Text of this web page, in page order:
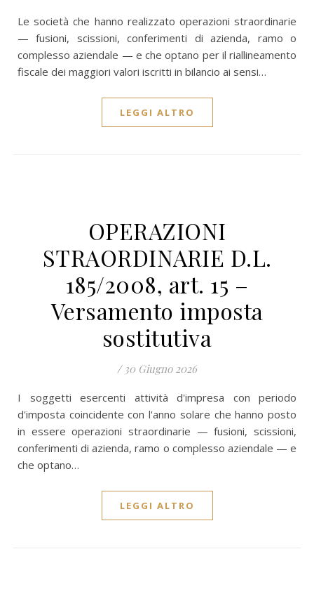
Le società che hanno realizzato operazioni straordinarie
— fusioni, scissioni, conferimenti di azienda, ramo o
complesso aziendale — e che optano per il riallineamento
fiscale dei maggiori valori iscritti in bilancio ai sensi…
LEGGI ALTRO
OPERAZIONI
STRAORDINARIE D.L.
185/2008, art. 15 –
Versamento imposta
sostitutiva
/ 30 Giugno 2026
I soggetti esercenti attività d'impresa con periodo
d'imposta coincidente con l'anno solare che hanno posto
in essere operazioni straordinarie — fusioni, scissioni,
conferimenti di azienda, ramo o complesso aziendale — e
che optano…
LEGGI ALTRO